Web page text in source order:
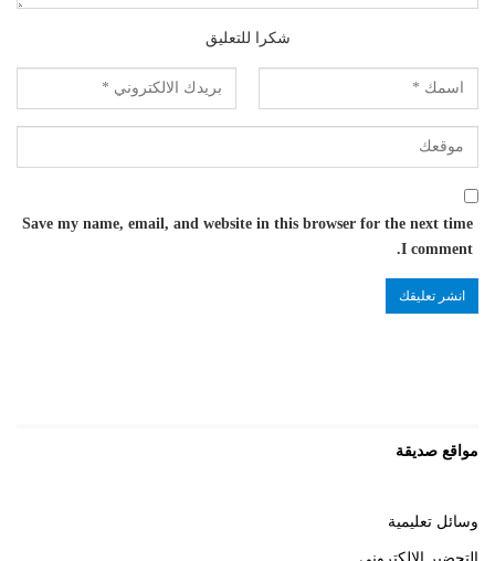
شكرا للتعليق
Save my name, email, and website in this browser for the next time
I comment.
مواقع صديقة
وسائل تعليمية